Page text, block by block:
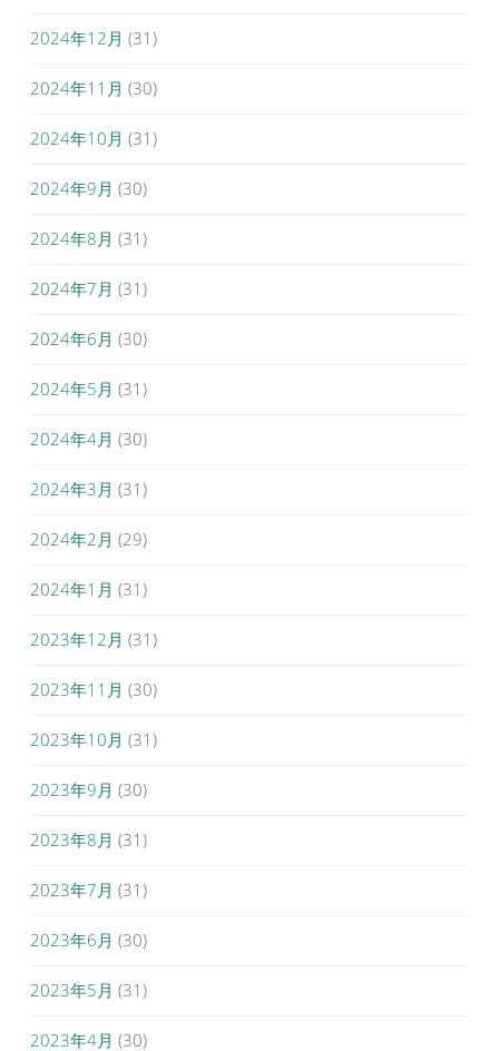
2024年12月 (31)
2024年11月 (30)
2024年10月 (31)
2024年9月 (30)
2024年8月 (31)
2024年7月 (31)
2024年6月 (30)
2024年5月 (31)
2024年4月 (30)
2024年3月 (31)
2024年2月 (29)
2024年1月 (31)
2023年12月 (31)
2023年11月 (30)
2023年10月 (31)
2023年9月 (30)
2023年8月 (31)
2023年7月 (31)
2023年6月 (30)
2023年5月 (31)
2023年4月 (30)